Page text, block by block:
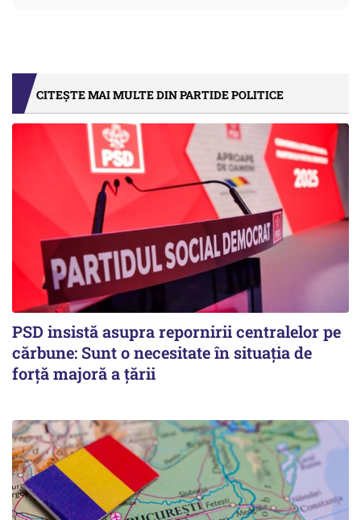
CITEȘTE MAI MULTE DIN PARTIDE POLITICE
PSD insistă asupra repornirii centralelor pe
cărbune: Sunt o necesitate în situația de
forță majoră a țării